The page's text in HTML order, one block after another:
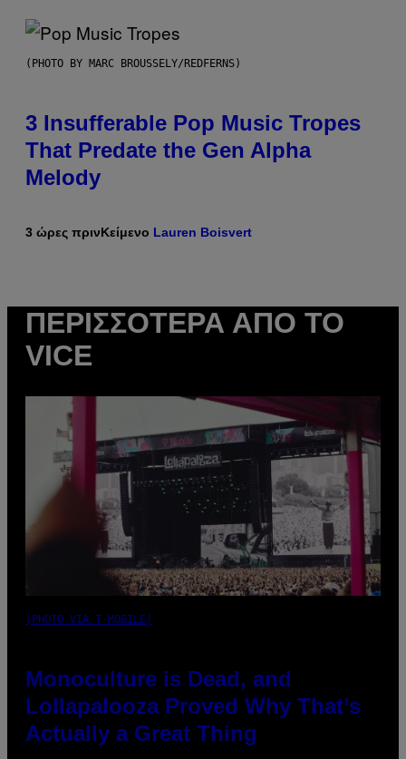
(PHOTO BY MARC BROUSSELY/REDFERNS)
3 Insufferable Pop Music Tropes
That Predate the Gen Alpha
Melody
3 ώρες πρινΚείμενο Lauren Boisvert
ΠΕΡΙΣΣΌΤΕΡΑ ΑΠΌ ΤΟ
VICE
(PHOTO VIA T-MOBILE)
Monoculture is Dead, and
Lollapalooza Proved Why That’s
Actually a Great Thing